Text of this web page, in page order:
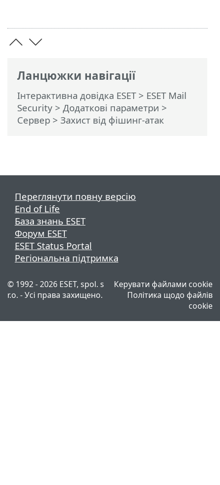
Ланцюжки навігації
Інтерактивна довідка ESET> ESET Mail
Security > Додаткові параметри >
Сервер > Захист від фішинг-атак
Переглянути повну версію
End of Life
База знань ESET
Форум ESET
ESET Status Portal
Регіональна підтримка
© 1992 - 2026 ESET, spol. s
r.o. - Усі права захищено.
Керувати файлами cookie
Політика щодо файлів
cookie